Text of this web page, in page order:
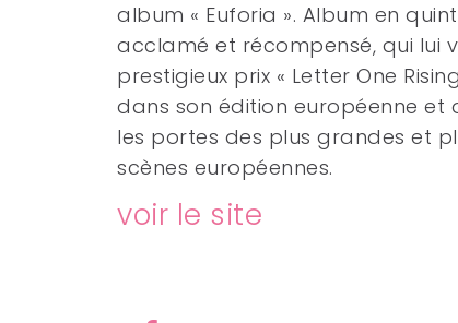
album « Euforia ». Album en
acclamé et récompensé, qui lui
prestigieux prix « Letter One
dans son édition européenne et
les portes des plus grandes et
scènes européennes.
voir le site